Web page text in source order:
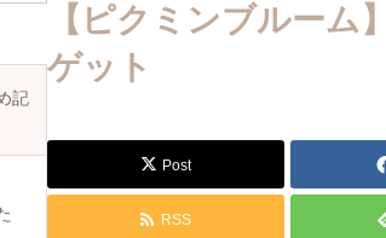
【ピクミンブルー
ゲット
Post
RSS
記